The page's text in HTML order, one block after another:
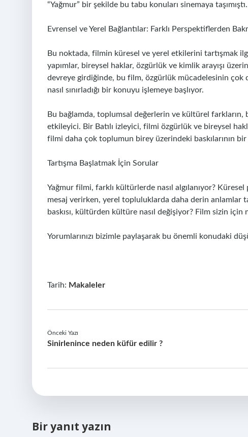
“Yağmur” bir şekilde bu tabu konuları sinemaya taşımıştı.
Evrensel ve Yerel Bağlantılar: Farklı Perspektiflerden
Bu noktada, filmin küresel ve yerel etkilerini tartışmak
yapımlar, bireysel haklar, özgürlük ve kimlik arayışı
devreye girdiğinde, bu film, özgürlük mücadelesinin çok
nasıl sınırladığı bir konuyu işlemeye başlıyor.
Bu bağlamda, toplumsal değerlerin ve kültürel farkların,
etkileyici. Bir Batılı izleyici, filmi özgürlük ve bireysel
filmi daha çok toplumun birey üzerindeki baskılarının bir
Tartışma Başlatmak İçin Sorular
Yağmur filmi, farklı kültürlerde nasıl algılanıyor?
mesaj verirken, yerel topluluklarda daha derin anlamlar
baskısı, kültürden kültüre nasıl değişiyor? Film sizin için
Yorumlarınızı bizimle paylaşarak bu önemli konudaki
Tarih: Makaleler
Önceki Yazı
Sinirlenince neden küfür edilir ?
Bir yanıt yazın